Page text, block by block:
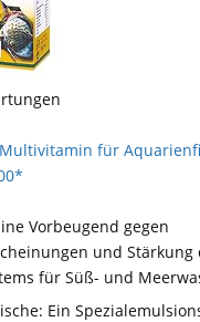
Multivitamin für
Vorbeugend gegen
und Stärkung
für Süß- und
Ein